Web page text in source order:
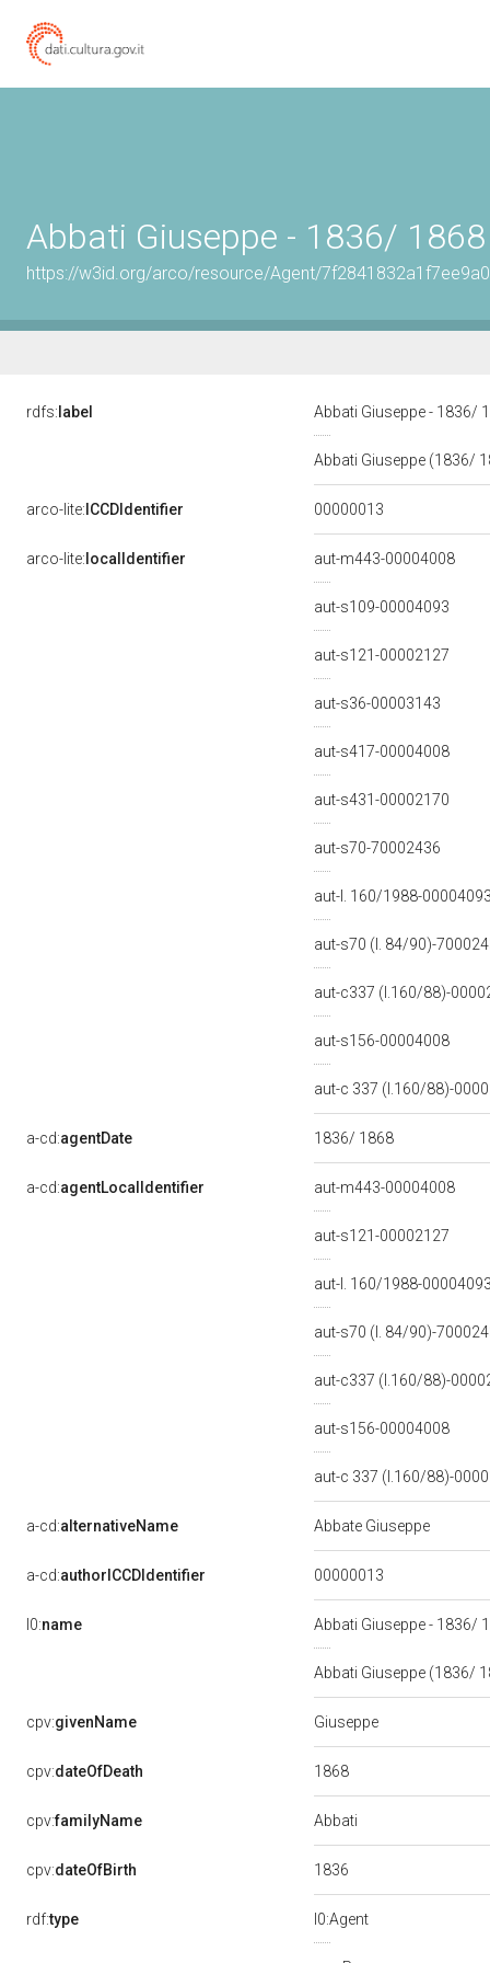
Abbati Giuseppe - 1836/ 1868
https://w3id.org/arco/resource/Agent/
rdfs: label Abbati Giuseppe - 1836/
Abbati Giuseppe (1836/
arco-lite: ICCDIdentifier 00000013
arco-lite: localIdentifier aut-m443-00004008
aut-s109-00004093
aut-s121-00002127
aut-s36-00003143
aut-s417-00004008
aut-s431-00002170
aut-s70-70002436
aut-l. 160/1988-00004093
aut-s70 (l. 84/90)-
aut-c337 (l.160/88)-
aut-s156-00004008
aut-c 337 (l.160/88)-
a-cd:agentDate 1836/ 1868
a-cd:agentLocalIdentifier aut-m443-00004008
aut-s121-00002127
aut-l. 160/1988-00004093
aut-s70 (l. 84/90)-
aut-c337 (l.160/88)-
aut-s156-00004008
aut-c 337 (l.160/88)-
a-cd:alternativeName Abbate Giuseppe
a-cd:authorICCDIdentifier 00000013
l0:name Abbati Giuseppe - 1836/
Abbati Giuseppe (1836/
cpv:givenName Giuseppe
cpv:dateOfDeath 1868
cpv:familyName Abbati
cpv:dateOfBirth 1836
rdf:type l0:Agent